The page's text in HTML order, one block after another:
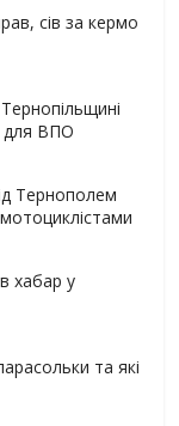
сів за кермо
для ВПО
Тернополем
хабар у
та які